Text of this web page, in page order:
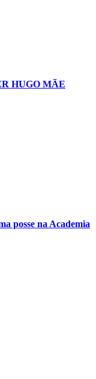
HUGO MÃE
posse na Academia